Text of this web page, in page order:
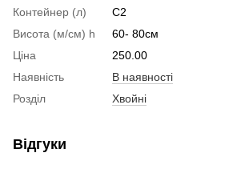
Контейнер (л)
C2
Висота (м/см) h
60- 80см
Ціна
250.00
Наявність
В наявності
Розділ
Хвойні
Відгуки